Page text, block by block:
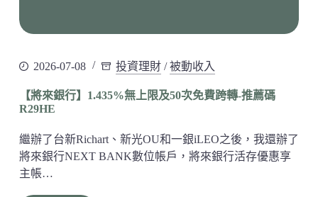
2026-07-08 投資理財/被動收入
【將來銀行】1.435%無上限及50次免費跨轉-推薦碼
R29HE
繼辦了台新Richart、新光OU和一銀iLEO之後，我還辦了
將來銀行NEXT BANK數位帳戶，將來銀行活存優惠享
主帳…